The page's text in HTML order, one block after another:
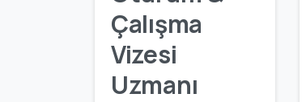
Çalışma
Vizesi
Uzmanı